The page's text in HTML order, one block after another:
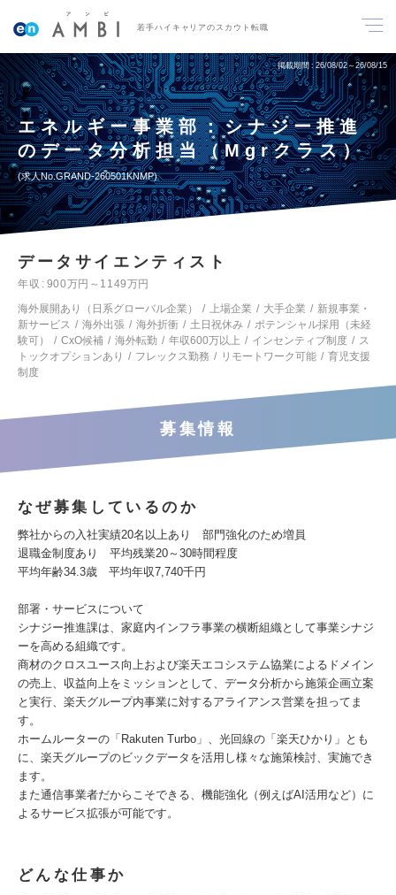
若手ハイキャリアのスカウト転職
掲載期間 26/08/02～26/08/15
エネルギー事業部：シナジー推進
のデータ分析担当（Mgrクラス）
求人No.GRAND-260501KNMP
データサイエンティスト
年収
900万円～1149万円
海外展開あり（日系グローバル企業）
上場企業 大手企業
新規事業・
新サービス
海外出張 海外折衝 土日祝休み
ポテンシャル採用（未経
験可）
CxO候補 海外転勤 年収600万以上 インセンティブ制度
ス
トックオプションあり
フレックス勤務 リモートワーク可能
育児支援
制度
募集情報
なぜ募集しているのか
弊社からの入社実績20名以上あり 部門強化のため増員
退職金制度あり 平均残業20～30時間程度
平均年齢34.3歳 平均年収7,740千円
部署・サービスについて
シナジー推進課は、家庭内インフラ事業の横断組織として事業シナジ
ーを高める組織です。
商材のクロスユース向上および楽天エコシステム協業によるドメイン
の売上、収益向上をミッションとして、データ分析から施策企画立案
と実行、楽天グループ内事業に対するアライアンス営業を担ってま
す。
ホームルーターの「Rakuten Turbo」、光回線の「楽天ひかり」とも
に、楽天グループのビックデータを活用し様々な施策検討、実施でき
ます。
また通信事業者だからこそできる、機能強化（例えばAI活用など）に
よるサービス拡張が可能です。
どんな仕事か